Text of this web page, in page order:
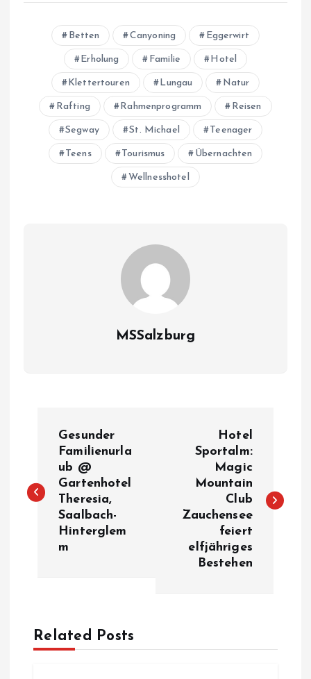
Betten Canyoning Eggerwirt
Erholung Familie Hotel
Klettertouren Lungau Natur
Rafting Rahmenprogramm Reisen
Segway St. Michael Teenager
Teens Tourismus Übernachten
Wellnesshotel
MSSalzburg
i
g
Gesunder
Familienurla
ub @
Gartenhotel
Theresia,
Saalbach-
Hinterglem
m
Hotel
Sportalm:
Magic
Mountain
Club
Zauchensee
feiert
elfjähriges
Bestehen
Related Posts